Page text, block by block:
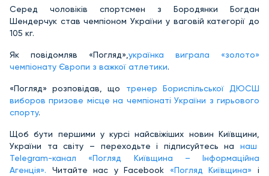
Серед чоловіків спортсмен з Бородянки Богдан
Шендерчук став чемпіоном України у ваговій категорії до
105 кг.
Як повідомляв «Погляд», українка виграла «золото»
чемпіонату Європи з важкої атлетики.
«Погляд» розповідав, що тренер Бориспільської ДЮСШ
виборов призове місце на чемпіонаті України з гирьового
спорту.
Щоб бути першими у курсі найсвіжіших новин Київщини,
України та світу – переходьте і підписуйтесь на наш
Telegram-канал «Погляд Київщина – Інформаційна
Агенція». Читайте нас у Facebook «Погляд Київщина» і